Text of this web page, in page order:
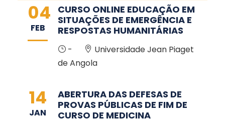
04
FEB
CURSO ONLINE EDUCAÇÃO EM
SITUAÇÕES DE EMERGÊNCIA E
RESPOSTAS HUMANITÁRIAS
-
Universidade Jean Piaget
de Angola
14
JAN
ABERTURA DAS DEFESAS DE
PROVAS PÚBLICAS DE FIM DE
CURSO DE MEDICINA